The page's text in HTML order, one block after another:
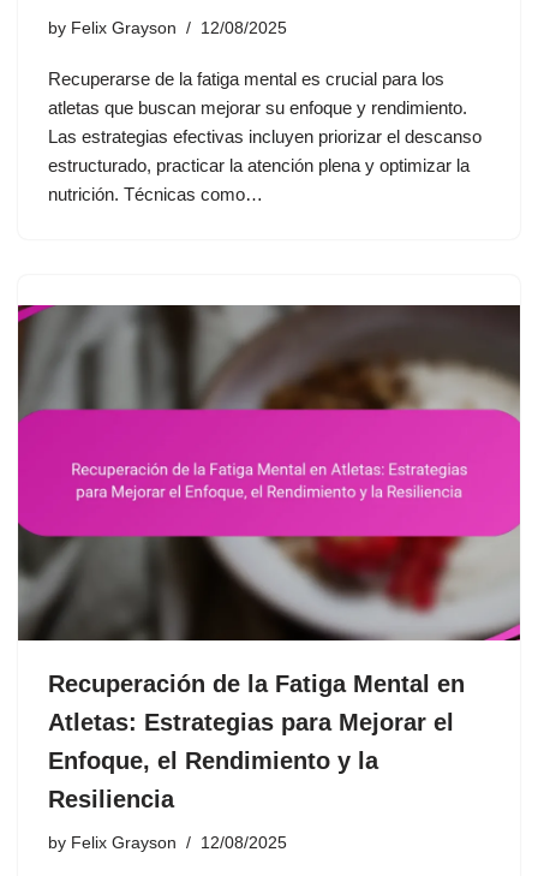
by Felix Grayson 12/08/2025
Recuperarse de la fatiga mental es crucial para los
atletas que buscan mejorar su enfoque y rendimiento.
Las estrategias efectivas incluyen priorizar el descanso
estructurado, practicar la atención plena y optimizar la
nutrición. Técnicas como…
Recuperación de la Fatiga Mental en
Atletas: Estrategias para Mejorar el
Enfoque, el Rendimiento y la
Resiliencia
by Felix Grayson 12/08/2025